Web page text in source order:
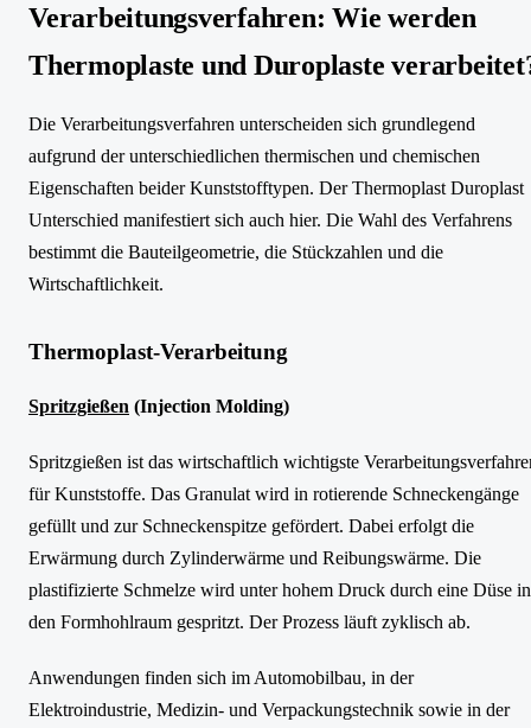
Verarbeitungsverfahren: Wie werden
Thermoplaste und Duroplaste
Die Verarbeitungsverfahren unterscheiden sich grundlegend
aufgrund der unterschiedlichen thermischen und chemischen
Eigenschaften beider Kunststofftypen. Der Thermoplast Duroplast
Unterschied manifestiert sich auch hier. Die Wahl des Verfahrens
bestimmt die Bauteilgeometrie, die Stückzahlen und die
Wirtschaftlichkeit.
Thermoplast-Verarbeitung
Spritzgießen (Injection Molding)
Spritzgießen ist das wirtschaftlich wichtigste
für Kunststoffe. Das Granulat wird in rotierende Schneckengänge
gefüllt und zur Schneckenspitze gefördert. Dabei erfolgt die
Erwärmung durch Zylinderwärme und Reibungswärme. Die
plastifizierte Schmelze wird unter hohem Druck durch eine Düse in
den Formhohlraum gespritzt. Der Prozess läuft zyklisch ab.
Anwendungen finden sich im Automobilbau, in der
Elektroindustrie, Medizin- und Verpackungstechnik sowie in der